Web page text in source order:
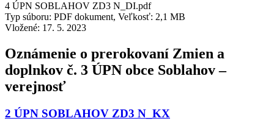
4 ÚPN SOBLAHOV ZD3 N_DI.pdf
Typ súboru: PDF dokument, Veľkosť: 2,1 MB
Vložené: 17. 5. 2023
Oznámenie o prerokovaní Zmien a
doplnkov č. 3 ÚPN obce Soblahov –
verejnosť
2 ÚPN SOBLAHOV ZD3 N_KX